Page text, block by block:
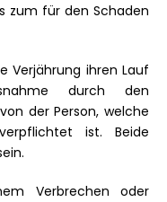
zum für den Schaden
Verjährung ihren Lauf
durch den
der Person, welche
ist. Beide
Verbrechen oder